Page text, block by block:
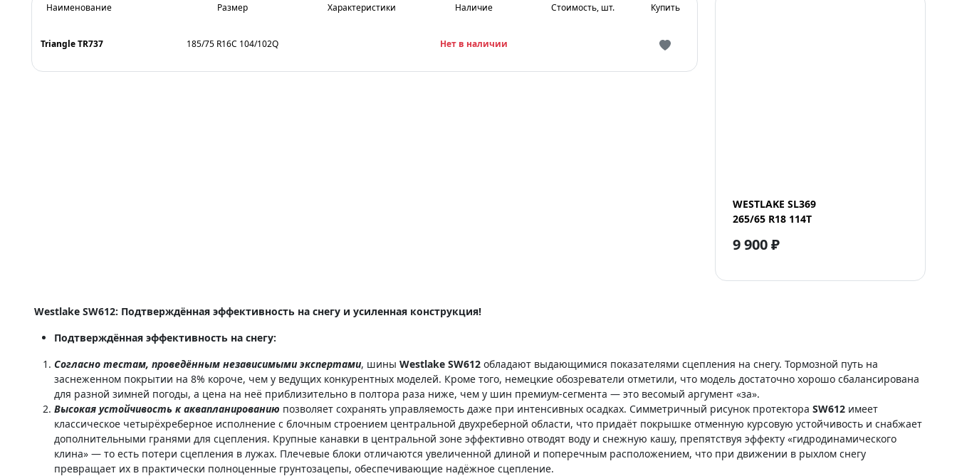
Наименование Размер Характеристики Наличие Стоимость, шт. Купить
Triangle TR737 185/75 R16C 104/102Q Нет в наличии
WESTLAKE SL369
265/65 R18 114T
9 900 ₽
Westlake SW612: Подтверждённая эффективность на снегу и усиленная конструкция!
Подтверждённая эффективность на снегу:
Согласно тестам, проведённым независимыми экспертами, шины Westlake SW612 обладают выдающимися показателями сцепления на снегу. Тормозной путь на
заснеженном покрытии на 8% короче, чем у ведущих конкурентных моделей. Кроме того, немецкие обозреватели отметили, что модель достаточно хорошо сбалансирована
для разной зимней погоды, а цена на неё приблизительно в полтора раза ниже, чем у шин премиум-сегмента — это весомый аргумент «за».
Высокая устойчивость к аквапланированию позволяет сохранять управляемость даже при интенсивных осадках. Симметричный рисунок протектора SW612 имеет
классическое четырёхреберное исполнение с блочным строением центральной двухреберной области, что придаёт покрышке отменную курсовую устойчивость и снабжает
дополнительными гранями для сцепления. Крупные канавки в центральной зоне эффективно отводят воду и снежную кашу, препятствуя эффекту «гидродинамического
клина» — то есть потери сцепления в лужах. Плечевые блоки отличаются увеличенной длиной и поперечным расположением, что при движении в рыхлом снегу
превращает их в практически полноценные грунтозацепы, обеспечивающие надёжное сцепление.